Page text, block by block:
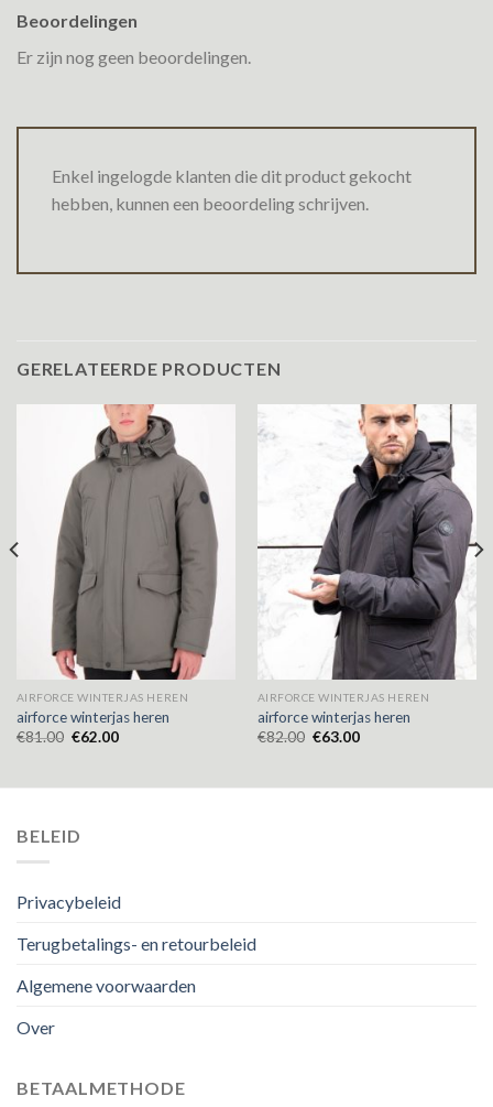
Beoordelingen
Er zijn nog geen beoordelingen.
Enkel ingelogde klanten die dit product gekocht
hebben, kunnen een beoordeling schrijven.
GERELATEERDE PRODUCTEN
AIRFORCE WINTERJAS HEREN
airforce winterjas heren
€81.00 €62.00
AIRFORCE WINTERJAS HEREN
airforce winterjas heren
€82.00 €63.00
BELEID
Privacybeleid
Terugbetalings- en retourbeleid
Algemene voorwaarden
Over
BETAALMETHODE